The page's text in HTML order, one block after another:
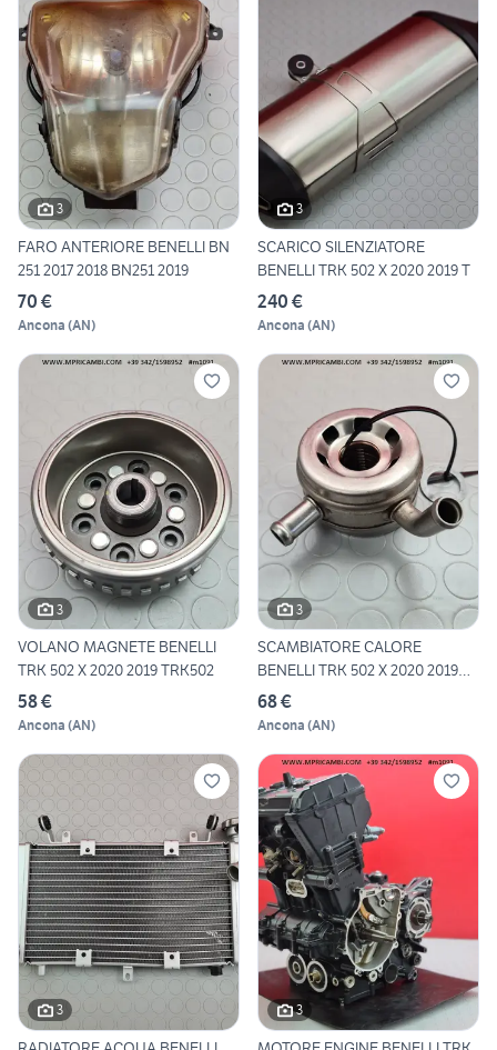
3
FARO ANTERIORE BENELLI BN
251 2017 2018 BN251 2019
70 €
Ancona (AN)
3
SCARICO SILENZIATORE
BENELLI TRK 502 X 2020 2019 T
240 €
Ancona (AN)
3
VOLANO MAGNETE BENELLI
TRK 502 X 2020 2019 TRK502
58 €
Ancona (AN)
3
SCAMBIATORE CALORE
BENELLI TRK 502 X 2020 2019
TRK
68 €
Ancona (AN)
3 3